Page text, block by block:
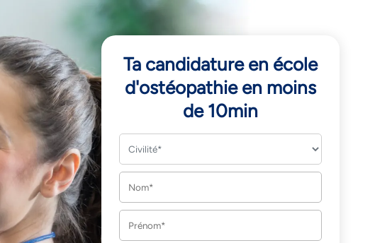
Ta candidature en école
d'ostéopathie en moins
de 10min